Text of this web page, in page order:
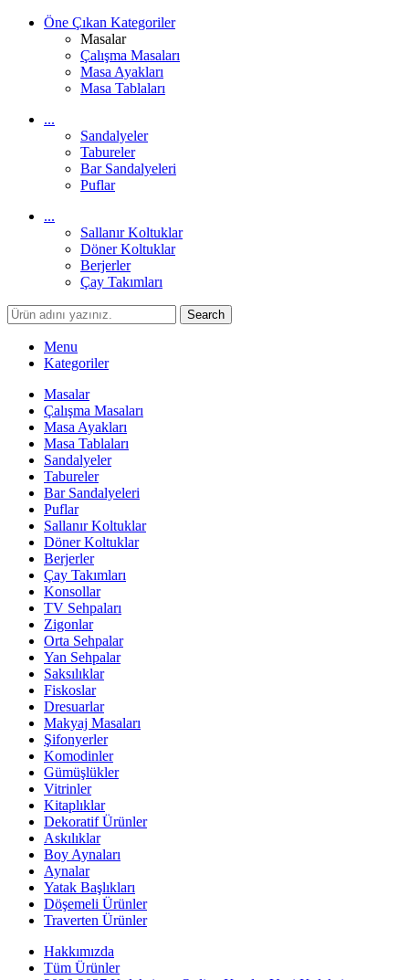
Öne Çıkan Kategoriler
Masalar
Çalışma Masaları
Masa Ayakları
Masa Tablaları
...
Sandalyeler
Tabureler
Bar Sandalyeleri
Puflar
...
Sallanır Koltuklar
Döner Koltuklar
Berjerler
Çay Takımları
Search
Menu
Kategoriler
Masalar
Çalışma Masaları
Masa Ayakları
Masa Tablaları
Sandalyeler
Tabureler
Bar Sandalyeleri
Puflar
Sallanır Koltuklar
Döner Koltuklar
Berjerler
Çay Takımları
Konsollar
TV Sehpaları
Zigonlar
Orta Sehpalar
Yan Sehpalar
Saksılıklar
Fiskoslar
Dresuarlar
Makyaj Masaları
Şifonyerler
Komodinler
Gümüşlükler
Vitrinler
Kitaplıklar
Dekoratif Ürünler
Askılıklar
Boy Aynaları
Aynalar
Yatak Başlıkları
Döşemeli Ürünler
Traverten Ürünler
Hakkımızda
Tüm Ürünler